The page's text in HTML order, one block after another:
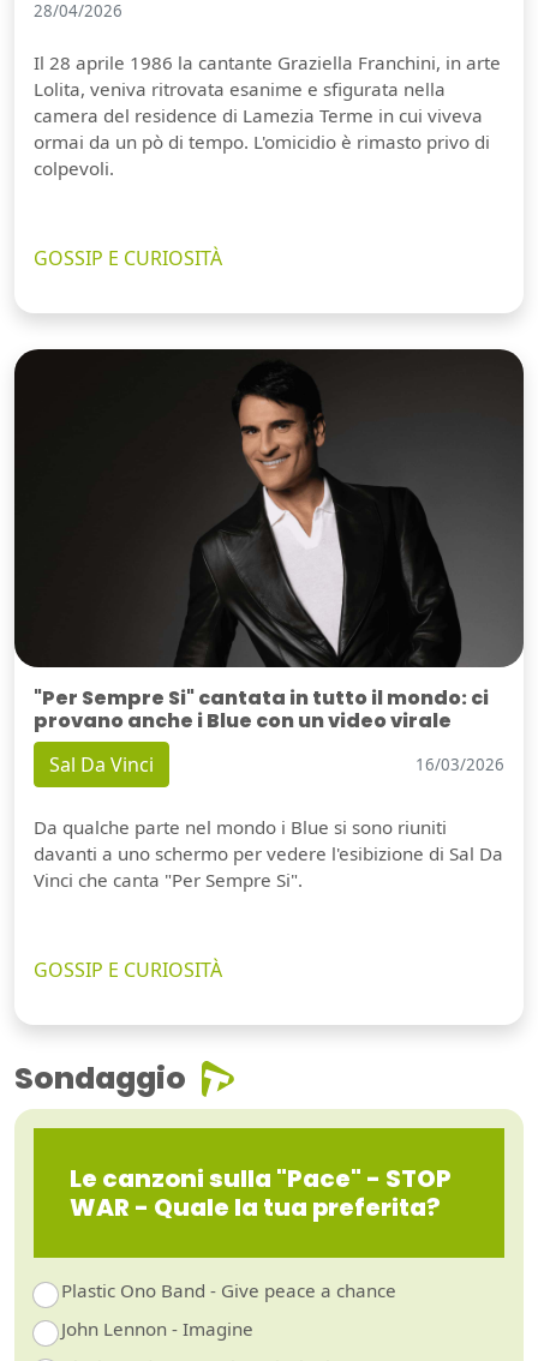
28/04/2026
Il 28 aprile 1986 la cantante Graziella Franchini, in arte
Lolita, veniva ritrovata esanime e sfigurata nella
camera del residence di Lamezia Terme in cui viveva
ormai da un pò di tempo. L'omicidio è rimasto privo di
colpevoli.
GOSSIP E CURIOSITÀ
"Per Sempre Si" cantata in tutto il mondo: ci
provano anche i Blue con un video virale
Sal Da Vinci 16/03/2026
Da qualche parte nel mondo i Blue si sono riuniti
davanti a uno schermo per vedere l'esibizione di Sal Da
Vinci che canta "Per Sempre Si".
GOSSIP E CURIOSITÀ
Sondaggio
Le canzoni sulla "Pace" - STOP
WAR - Quale la tua preferita?
Plastic Ono Band - Give peace a chance
John Lennon - Imagine